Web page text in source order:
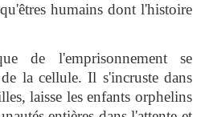
humains dont l'histoire
de l'emprisonnement se
la cellule. Il s'incruste dans
laisse les enfants orphelins